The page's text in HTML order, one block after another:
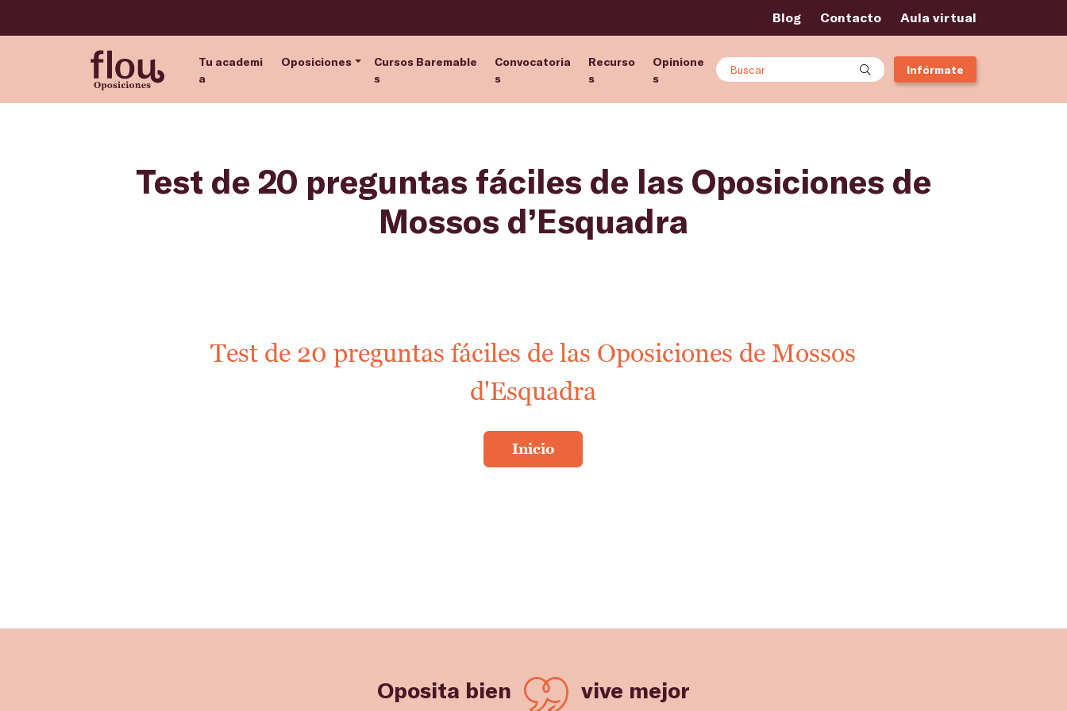
Blog Contacto Aula virtual
Tu academi
a
Oposiciones
Cursos Baremable
s
Convocatoria
s
Recurso
s
Opinione
s
Buscar Infórmate
Test de 20 preguntas fáciles de las Oposiciones de
Mossos d’Esquadra
Test de 20 preguntas fáciles de las Oposiciones de Mossos
d'Esquadra
Oposita bien vive mejor